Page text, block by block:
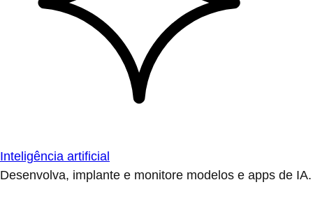
Inteligência artificial
Desenvolva, implante e monitore modelos e apps de IA.